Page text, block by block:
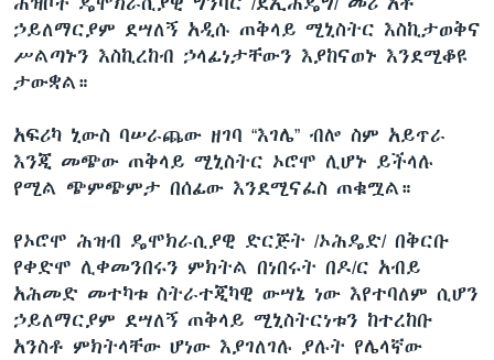
ኃይለማርያም ደሣለኝ አዲሱ ጠቅላይ ሚኒስትር እስኪታወቅና
ሥልጣኑን እስኪረከብ ኃላፊነታቸውን እያከናወኑ እንደሚቆዩ
ታውቋል።
አፍሪካ ኒውስ ባሠራጨው ዘገባ “እገሌ” ብሎ ስም አይጥራ
እንጂ መጭው ጠቅላይ ሚኒስትር ኦሮሞ ሊሆኑ ይችላሉ
የሚል ጭምጭምታ በሰፊው እንደሚናፈስ ጠቁሟል።
የኦሮሞ ሕዝብ ዴሞክራሲያዊ ድርጅት /ኦሕዴድ/ በቅርቡ
የቀድሞ ሊቀመንበሩን ምክትል በነበሩት በዶ/ር አብይ
አሕመድ መተካቱ ስትራተጂካዊ ውሣኔ ነው እየተባለም ሲሆን
ኃይለማርያም ደሣለኝ ጠቅላይ ሚኒስትርነቱን ከተረከቡ
አንስቶ ምክትላቸው ሆነው እያገለገሉ ያሉት የሌላኛው